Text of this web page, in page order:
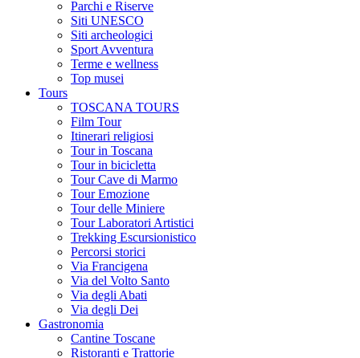
Parchi e Riserve
Siti UNESCO
Siti archeologici
Sport Avventura
Terme e wellness
Top musei
Tours
TOSCANA TOURS
Film Tour
Itinerari religiosi
Tour in Toscana
Tour in bicicletta
Tour Cave di Marmo
Tour Emozione
Tour delle Miniere
Tour Laboratori Artistici
Trekking Escursionistico
Percorsi storici
Via Francigena
Via del Volto Santo
Via degli Abati
Via degli Dei
Gastronomia
Cantine Toscane
Ristoranti e Trattorie